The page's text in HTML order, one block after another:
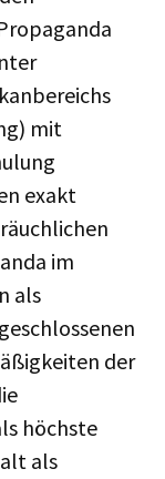
mit
exakt
im
als
der
höchste
als